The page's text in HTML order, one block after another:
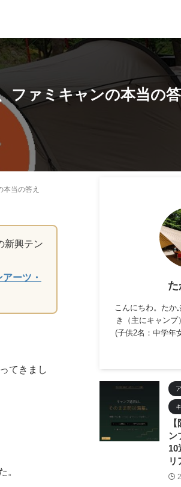
ファミキャンの本当の
当の答え
新興テン
ーツ・
てきまし
。
こんにちわ。たか
き（主にキャン
(子供2名：中学年
ン
10
リ